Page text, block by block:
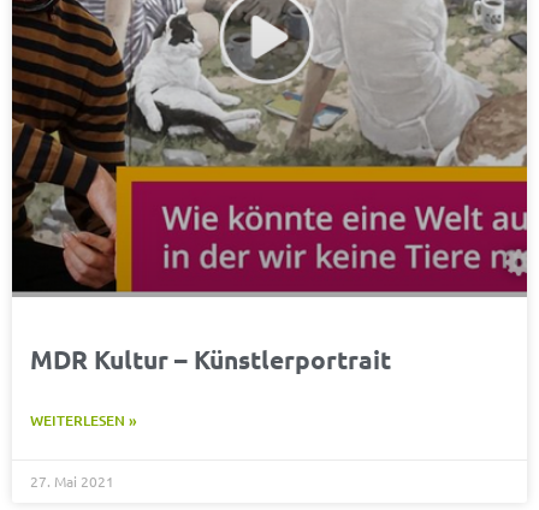
MDR Kultur – Künstlerportrait
WEITERLESEN »
27. Mai 2021